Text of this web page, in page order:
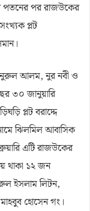
পতনের পর রাজউকের
প্লট
নুরুল আলম, নুর নবী ও
৩০ জানুয়ারি
প্লট বরাদ্দে
ঝিলমিল আবাসিক
এটি রাজউকের
থাকা ১২ জন
ইসলাম লিটন,
হোসেন গং।